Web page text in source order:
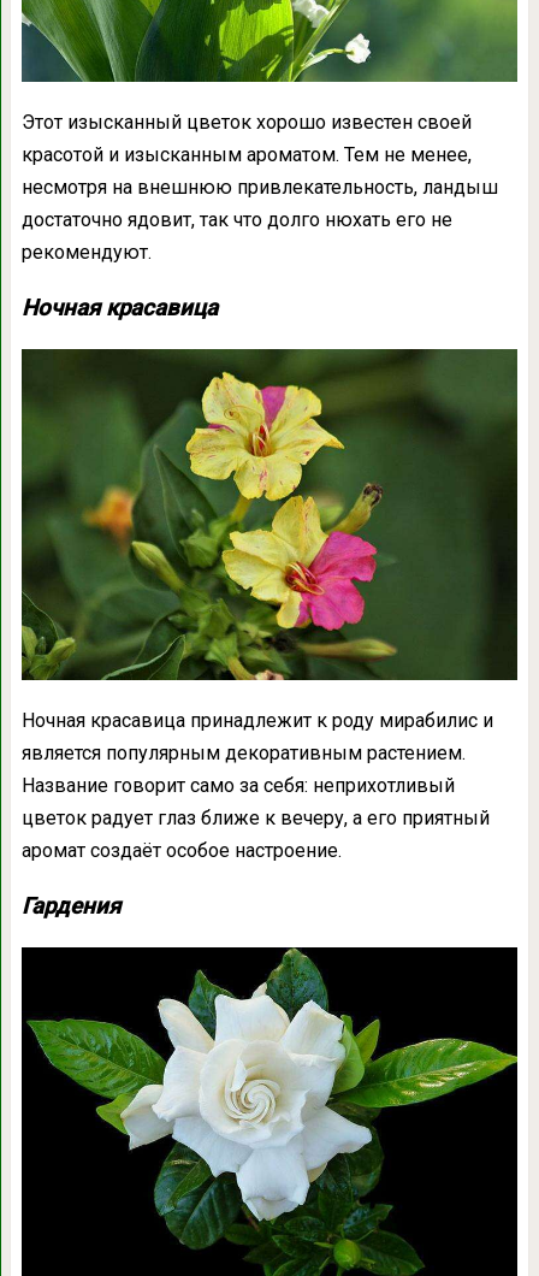
Этот изысканный цветок хорошо известен своей
красотой и изысканным ароматом. Тем не менее,
несмотря на внешнюю привлекательность, ландыш
достаточно ядовит, так что долго нюхать его не
рекомендуют.
Ночная красавица
Ночная красавица принадлежит к роду мирабилис и
является популярным декоративным растением.
Название говорит само за себя: неприхотливый
цветок радует глаз ближе к вечеру, а его приятный
аромат создаёт особое настроение.
Гардения